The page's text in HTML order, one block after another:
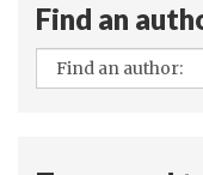
Find an